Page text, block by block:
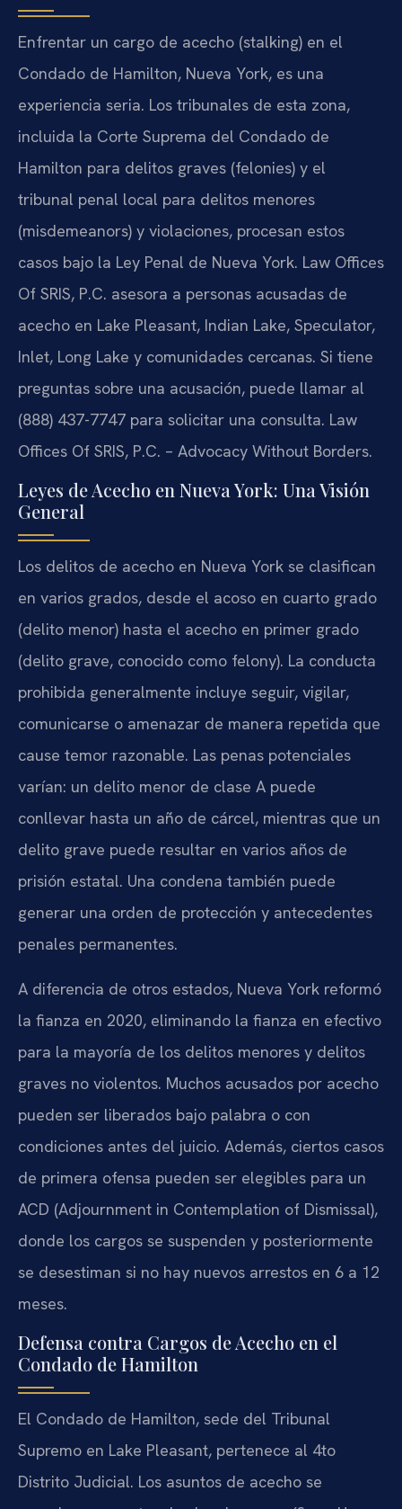
Enfrentar un cargo de acecho (stalking) en el
Condado de Hamilton, Nueva York, es una
experiencia seria. Los tribunales de esta zona,
incluida la Corte Suprema del Condado de
Hamilton para delitos graves (felonies) y el
tribunal penal local para delitos menores
(misdemeanors) y violaciones, procesan estos
casos bajo la Ley Penal de Nueva York. Law Offices
Of SRIS, P.C. asesora a personas acusadas de
acecho en Lake Pleasant, Indian Lake, Speculator,
Inlet, Long Lake y comunidades cercanas. Si tiene
preguntas sobre una acusación, puede llamar al
(888) 437-7747 para solicitar una consulta. Law
Offices Of SRIS, P.C. – Advocacy Without Borders.
Leyes de Acecho en Nueva York: Una Visión
General
Los delitos de acecho en Nueva York se clasifican
en varios grados, desde el acoso en cuarto grado
(delito menor) hasta el acecho en primer grado
(delito grave, conocido como felony). La conducta
prohibida generalmente incluye seguir, vigilar,
comunicarse o amenazar de manera repetida que
cause temor razonable. Las penas potenciales
varían: un delito menor de clase A puede
conllevar hasta un año de cárcel, mientras que un
delito grave puede resultar en varios años de
prisión estatal. Una condena también puede
generar una orden de protección y antecedentes
penales permanentes.
A diferencia de otros estados, Nueva York reformó
la fianza en 2020, eliminando la fianza en efectivo
para la mayoría de los delitos menores y delitos
graves no violentos. Muchos acusados por acecho
pueden ser liberados bajo palabra o con
condiciones antes del juicio. Además, ciertos casos
de primera ofensa pueden ser elegibles para un
ACD (Adjournment in Contemplation of Dismissal),
donde los cargos se suspenden y posteriormente
se desestiman si no hay nuevos arrestos en 6 a 12
meses.
Defensa contra Cargos de Acecho en el
Condado de Hamilton
El Condado de Hamilton, sede del Tribunal
Supremo en Lake Pleasant, pertenece al 4to
Distrito Judicial. Los asuntos de acecho se